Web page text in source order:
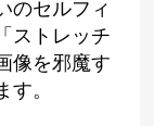
のセルフィ
ストレッチ
像を邪魔す
。